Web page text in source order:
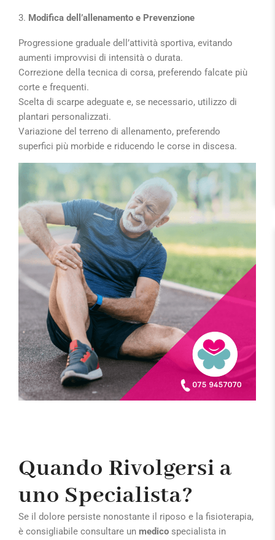
3. Modifica dell’allenamento e Prevenzione
Progressione graduale dell’attività sportiva, evitando
aumenti improvvisi di intensità o durata.
Correzione della tecnica di corsa, preferendo falcate più
corte e frequenti.
Scelta di scarpe adeguate e, se necessario, utilizzo di
plantari personalizzati.
Variazione del terreno di allenamento, preferendo
superfici più morbide e riducendo le corse in discesa.
Quando Rivolgersi a
uno Specialista?
Se il dolore persiste nonostante il riposo e la fisioterapia,
è consigliabile consultare un medico specialista in